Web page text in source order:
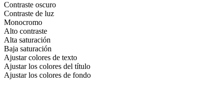
Contraste oscuro
Contraste de luz
Monocromo
Alto contraste
Alta saturación
Baja saturación
Ajustar colores de texto
Ajustar los colores del título
Ajustar los colores de fondo